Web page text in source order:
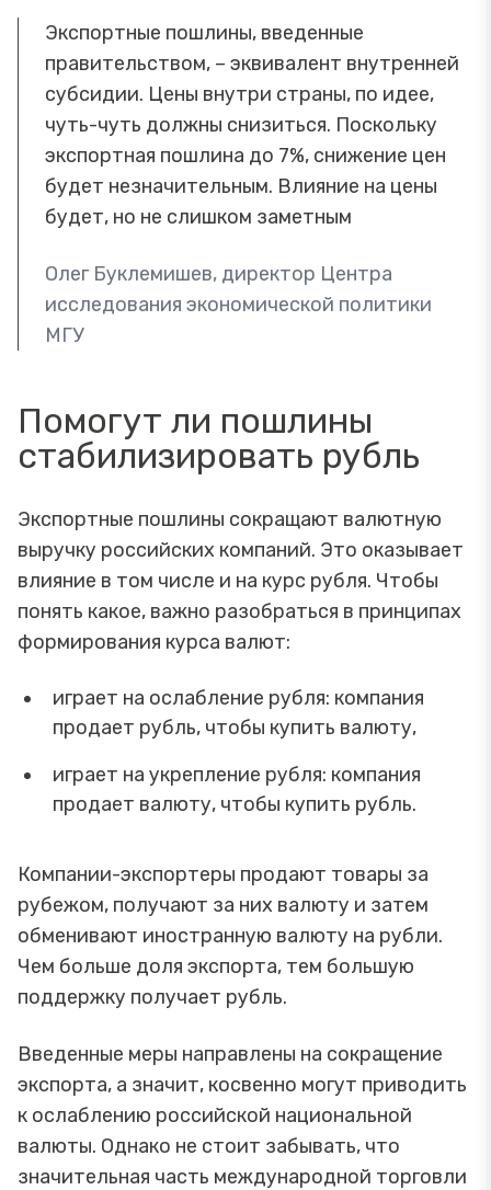
Экспортные пошлины, введенные
правительством, – эквивалент внутренней
субсидии. Цены внутри страны, по идее,
чуть-чуть должны снизиться. Поскольку
экспортная пошлина до 7%, снижение цен
будет незначительным. Влияние на цены
будет, но не слишком заметным
Олег Буклемишев, директор Центра
исследования экономической политики
МГУ
Помогут ли пошлины
стабилизировать рубль
Экспортные пошлины сокращают валютную
выручку российских компаний. Это оказывает
влияние в том числе и на курс рубля. Чтобы
понять какое, важно разобраться в принципах
формирования курса валют:
играет на ослабление рубля: компания
продает рубль, чтобы купить валюту,
играет на укрепление рубля: компания
продает валюту, чтобы купить рубль.
Компании-экспортеры продают товары за
рубежом, получают за них валюту и затем
обменивают иностранную валюту на рубли.
Чем больше доля экспорта, тем большую
поддержку получает рубль.
Введенные меры направлены на сокращение
экспорта, а значит, косвенно могут приводить
к ослаблению российской национальной
валюты. Однако не стоит забывать, что
значительная часть международной торговли